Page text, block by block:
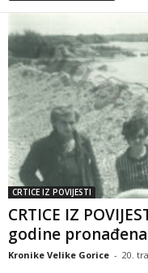
CRTICE IZ POVIJESTI
CRTICE IZ
godine pronađena
Kronike Velike Gorice - 20.